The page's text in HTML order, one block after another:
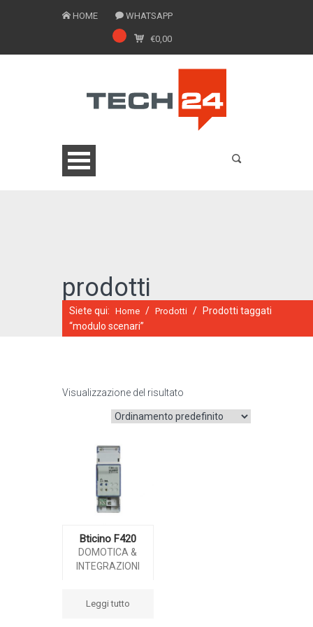
HOME WHATSAPP
€0,00
CATALOGO ONLINE
prodotti
Siete qui: Home / Prodotti /
Prodotti taggati
“modulo scenari”
Visualizzazione del risultato
Bticino F420
DOMOTICA &
INTEGRAZIONI
Leggi tutto